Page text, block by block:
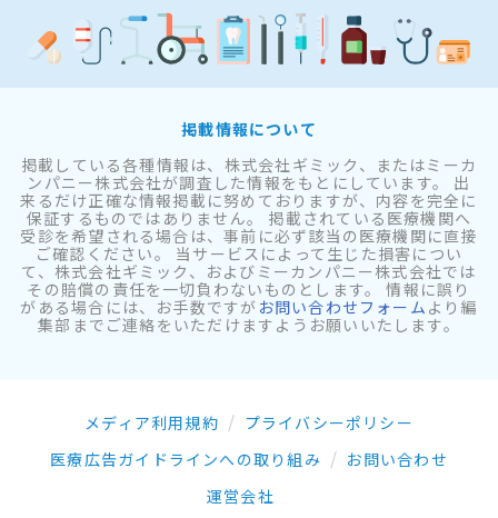
掲載情報について
掲載している各種情報は、株式会社ギミック、またはミーカ
ンパニー株式会社が調査した情報をもとにしています。 出
来るだけ正確な情報掲載に努めておりますが、内容を完全に
保証するものではありません。 掲載されている医療機関へ
受診を希望される場合は、事前に必ず該当の医療機関に直接
ご確認ください。 当サービスによって生じた損害につい
て、株式会社ギミック、およびミーカンパニー株式会社では
その賠償の責任を一切負わないものとします。 情報に誤り
がある場合には、お手数ですが お問い合わせフォーム より編
集部までご連絡をいただけますようお願いいたします。
メディア利用規約
プライバシーポリシー
医療広告ガイドラインへの取り組み
お問い合わせ
運営会社